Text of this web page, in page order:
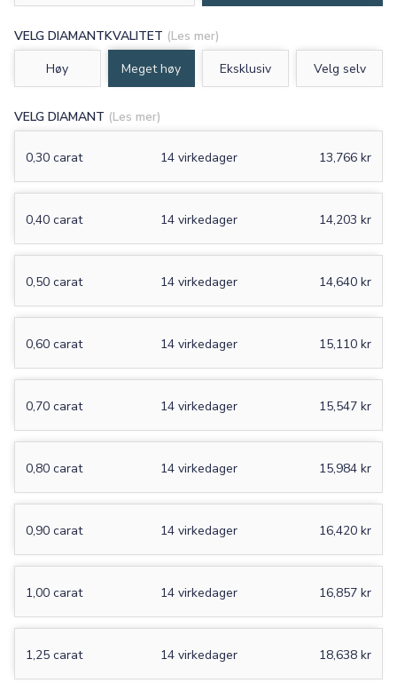
VELG DIAMANTKVALITET (Les mer)
Høy
Meget høy Eksklusiv Velg selv
VELG DIAMANT (Les mer)
0,30 carat 13,766 kr
14 virkedager
0,40 carat 14,203 kr
14 virkedager
0,50 carat 14,640 kr
14 virkedager
0,60 carat 15,110 kr
14 virkedager
0,70 carat 15,547 kr
14 virkedager
0,80 carat 15,984 kr
14 virkedager
0,90 carat 16,420 kr
14 virkedager
1,00 carat 16,857 kr
14 virkedager
1,25 carat 18,638 kr
14 virkedager